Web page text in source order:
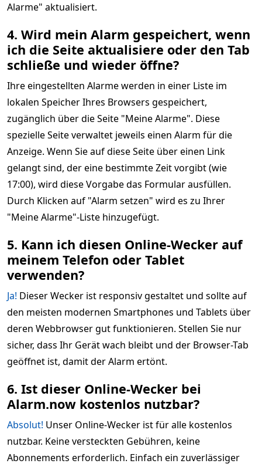
Alarme" aktualisiert.
4. Wird mein Alarm gespeichert, wenn
ich die Seite aktualisiere oder den Tab
schließe und wieder öffne?
Ihre eingestellten Alarme werden in einer Liste im
lokalen Speicher Ihres Browsers gespeichert,
zugänglich über die Seite "Meine Alarme". Diese
spezielle Seite verwaltet jeweils einen Alarm für die
Anzeige. Wenn Sie auf diese Seite über einen Link
gelangt sind, der eine bestimmte Zeit vorgibt (wie
17:00), wird diese Vorgabe das Formular ausfüllen.
Durch Klicken auf "Alarm setzen" wird es zu Ihrer
"Meine Alarme"-Liste hinzugefügt.
5. Kann ich diesen Online-Wecker auf
meinem Telefon oder Tablet
verwenden?
Ja! Dieser Wecker ist responsiv gestaltet und sollte auf
den meisten modernen Smartphones und Tablets über
deren Webbrowser gut funktionieren. Stellen Sie nur
sicher, dass Ihr Gerät wach bleibt und der Browser-Tab
geöffnet ist, damit der Alarm ertönt.
6. Ist dieser Online-Wecker bei
Alarm.now kostenlos nutzbar?
Absolut! Unser Online-Wecker ist für alle kostenlos
nutzbar. Keine versteckten Gebühren, keine
Abonnements erforderlich. Einfach ein zuverlässiger